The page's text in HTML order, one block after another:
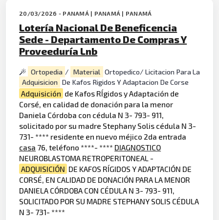
20/03/2026 - PANAMÁ | PANAMÁ | PANAMÁ
Lotería Nacional De Beneficencia
Sede - Departamento De Compras Y
Proveeduría Lnb
Ortopedia / Material Ortopedico/ Licitacion Para La
Adquisicion De Kafos Rigidos Y Adaptacion De Corse
Adquisición de Kafos RÍgidos y Adaptación de
Corsé, en calidad de donación para la menor
Daniela Córdoba con cédula N 3- 793- 911,
solicitado por su madre Stephany Solis cédula N 3-
731- **** residente en nuevo méjico 2da entrada
casa 76, teléfono ****- **** DIAGNOSTICO
NEUROBLASTOMA RETROPERITONEAL -
ADQUISICIÓN DE KAFOS RÍGIDOS Y ADAPTACIÓN DE
CORSÉ, EN CALIDAD DE DONACIÓN PARA LA MENOR
DANIELA CÓRDOBA CON CÉDULA N 3- 793- 911,
SOLICITADO POR SU MADRE STEPHANY SOLIS CÉDULA
N 3- 731- ****